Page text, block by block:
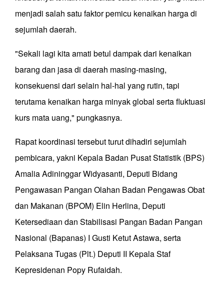
menjadi salah satu faktor pemicu kenaikan harga di
sejumlah daerah.
"Sekali lagi kita amati betul dampak dari kenaikan
barang dan jasa di daerah masing-masing,
konsekuensi dari selain hal-hal yang rutin, tapi
terutama kenaikan harga minyak global serta fluktuasi
kurs mata uang," pungkasnya.
Rapat koordinasi tersebut turut dihadiri sejumlah
pembicara, yakni Kepala Badan Pusat Statistik (BPS)
Amalia Adininggar Widyasanti, Deputi Bidang
Pengawasan Pangan Olahan Badan Pengawas Obat
dan Makanan (BPOM) Elin Herlina, Deputi
Ketersediaan dan Stabilisasi Pangan Badan Pangan
Nasional (Bapanas) I Gusti Ketut Astawa, serta
Pelaksana Tugas (Plt.) Deputi II Kepala Staf
Kepresidenan Popy Rufaidah.